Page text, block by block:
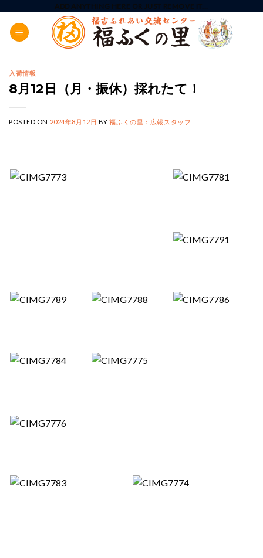
content
ADD ANYTHING HERE OR JUST REMOVE IT...
入荷情報
8月12日（月・振休）採れたて！
POSTED ON 2024年8月12日 BY福ふくの里：広報スタッフ